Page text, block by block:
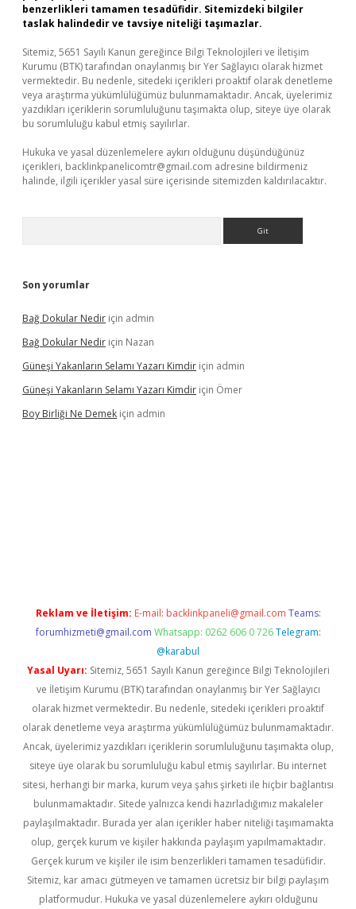
benzerlikleri tamamen tesadüfidir. Sitemizdeki bilgiler
taslak halindedir ve tavsiye niteliği taşımazlar.
Sitemiz, 5651 Sayılı Kanun gereğince Bilgi Teknolojileri ve İletişim
Kurumu (BTK) tarafından onaylanmış bir Yer Sağlayıcı olarak hizmet
vermektedir. Bu nedenle, sitedeki içerikleri proaktif olarak denetleme
veya araştırma yükümlülüğümüz bulunmamaktadır. Ancak, üyelerimiz
yazdıkları içeriklerin sorumluluğunu taşımakta olup, siteye üye olarak
bu sorumluluğu kabul etmiş sayılırlar.
Hukuka ve yasal düzenlemelere aykırı olduğunu düşündüğünüz
içerikleri, backlinkpanelicomtr@gmail.com adresine bildirmeniz
halinde, ilgili içerikler yasal süre içerisinde sitemizden kaldırılacaktır.
Son yorumlar
Bağ Dokular Nedir için admin
Bağ Dokular Nedir için Nazan
Güneşi Yakanların Selamı Yazarı Kimdir için admin
Güneşi Yakanların Selamı Yazarı Kimdir için Ömer
Boy Birliği Ne Demek için admin
Reklam ve İletişim: E-mail: backlinkpaneli@gmail.com Teams:
forumhizmeti@gmail.com Whatsapp: 0262 606 0 726 Telegram:
@karabul
Yasal Uyarı: Sitemiz, 5651 Sayılı Kanun gereğince Bilgi Teknolojileri
ve İletişim Kurumu (BTK) tarafından onaylanmış bir Yer Sağlayıcı
olarak hizmet vermektedir. Bu nedenle, sitedeki içerikleri proaktif
olarak denetleme veya araştırma yükümlülüğümüz bulunmamaktadır.
Ancak, üyelerimiz yazdıkları içeriklerin sorumluluğunu taşımakta olup,
siteye üye olarak bu sorumluluğu kabul etmiş sayılırlar. Bu internet
sitesi, herhangi bir marka, kurum veya şahıs şirketi ile hiçbir bağlantısı
bulunmamaktadır. Sitede yalnızca kendi hazırladığımız makaleler
paylaşılmaktadır. Burada yer alan içerikler haber niteliği taşımamakta
olup, gerçek kurum ve kişiler hakkında paylaşım yapılmamaktadır.
Gerçek kurum ve kişiler ile isim benzerlikleri tamamen tesadüfidir.
Sitemiz, kar amacı gütmeyen ve tamamen ücretsiz bir bilgi paylaşım
platformudur. Hukuka ve yasal düzenlemelere aykırı olduğunu